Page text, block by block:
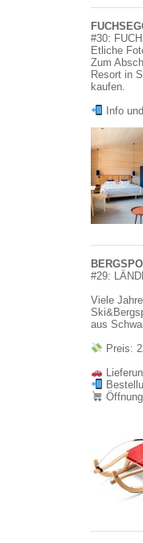
#30:
Etliche
Zum
Resort in
kaufen.
Info
#29:
Viele
aus
Preis: